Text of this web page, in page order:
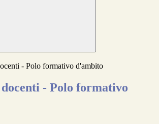
- Polo formativo d'ambito
- Polo formativo